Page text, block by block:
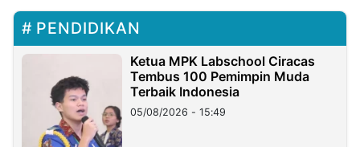
PENDIDIKAN
Ketua MPK Labschool Ciracas
Tembus 100 Pemimpin Muda
Terbaik Indonesia
05/08/2026 - 15:49